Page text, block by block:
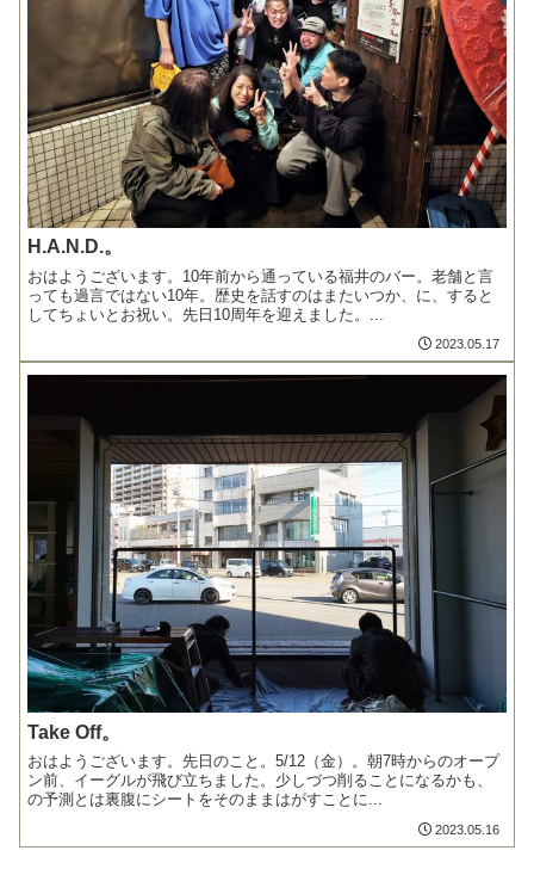
H.A.N.D.。
おはようございます。10年前から通っている福井のバー。老舗と言
っても過言ではない10年。歴史を話すのはまたいつか、に、すると
してちょいとお祝い。先日10周年を迎えました。...
2023.05.17
Take Off。
おはようございます。先日のこと。5/12（金）。朝7時からのオープ
ン前、イーグルが飛び立ちました。少しづつ削ることになるかも、
の予測とは裏腹にシートをそのままはがすことに...
2023.05.16